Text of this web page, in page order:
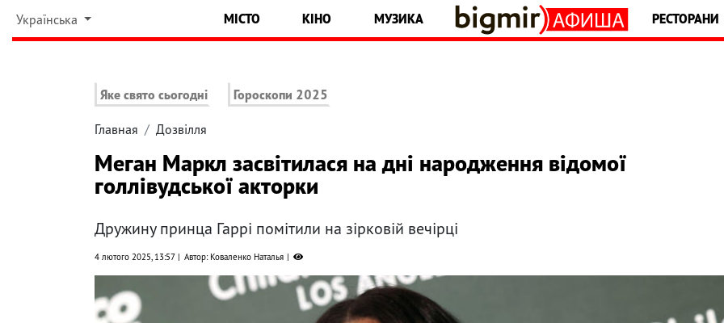
Українська МІСТО КІНО МУЗИКА РЕСТОРАНИ
Яке свято сьогодні Гороскопи 2025
Главная Дозвілля
Меган Маркл засвітилася на дні народження відомої
голлівудської акторки
Дружину принца Гаррі помітили на зірковій вечірці
4 лютого 2025, 13:57 Автор: Коваленко Наталья